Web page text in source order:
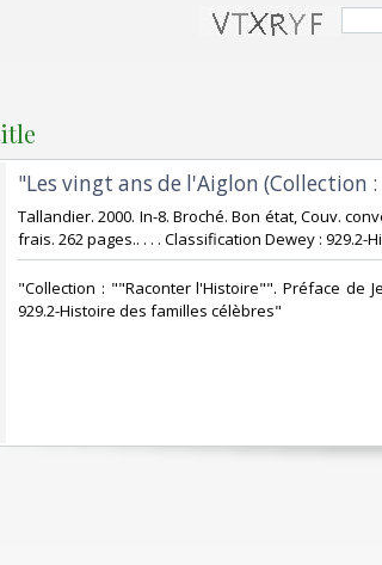
‎"Les vingt ans de l'Aiglon (Collection
‎Tallandier. 2000. In-8. Broché. Bon état, Couv.
frais. 262 pages.. . . . Classification Dewey :
‎"Collection : ""Raconter l'Histoire"". Préface de
929.2-Histoire des familles célèbres"‎